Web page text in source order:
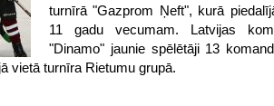
turnīrā "Gazprom Ņeft", kurā
11 gadu vecumam. Latvijas
"Dinamo" jaunie spēlētāji 13
vietā turnīra Rietumu grupā.